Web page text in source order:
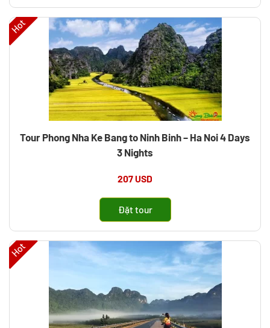
Tour Phong Nha Ke Bang to Ninh Binh – Ha Noi 4 Days
3 Nights
207 USD
Hot
Đặt tour
Hot